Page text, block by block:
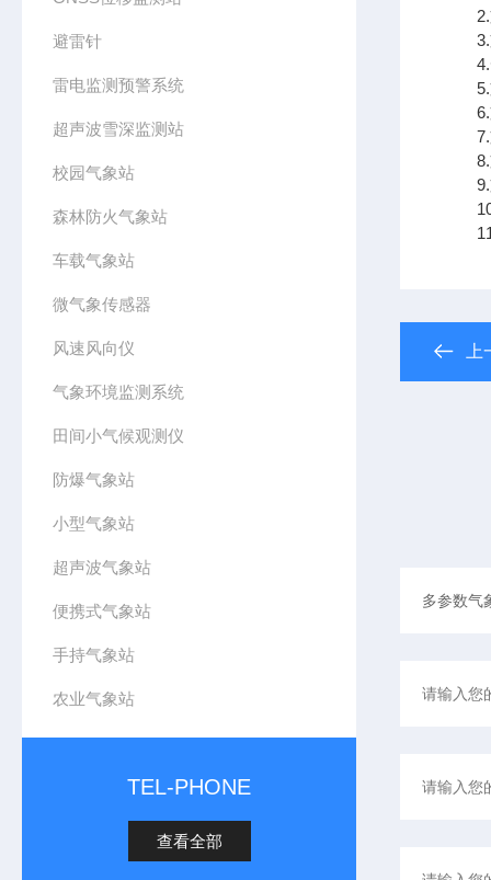
避雷针
雷电监测预警系统
超声波雪深监测站
校园气象站
森林防火气象站
车载气象站
微气象传感器
风速风向仪
气象环境监测系统
田间小气候观测仪
防爆气象站
小型气象站
超声波气象站
便携式气象站
手持气象站
农业气象站
TEL-PHONE
查看全部
2.支
3.支
4.云
5.支
6.支
7.
8.支
9.支
10.
11.